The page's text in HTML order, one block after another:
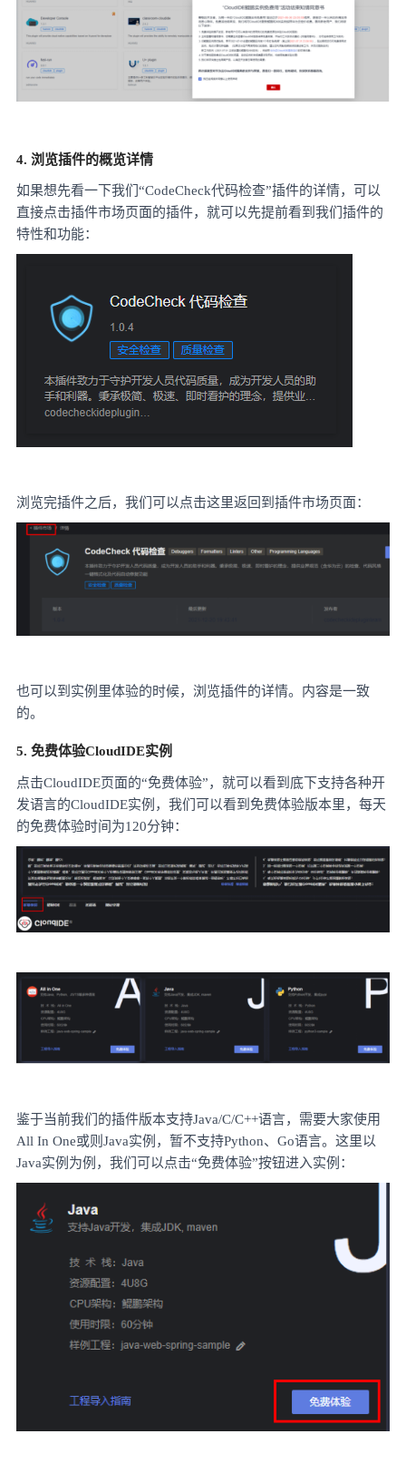
4. 浏览插件的概览详情
如果想先看一下我们 “CodeCheck代码检查”插件的详情，可以
直接点击插件市场页面的插件，就可以先提前看到我们插件的
特性和功能：
浏览完插件之后，我们可以点击这里返回到插件市场页面：
也可以到实例里体验的时候，浏览插件的详情。内容是一致
的。
5. 免费体验CloudIDE实例
点击CloudIDE页面的“免费体验”，就可以看到底下支持各种开
发语言的CloudIDE实例，我们可以看到免费体验版本里，每天
的免费体验时间为120分钟：
鉴于当前我们的插件版本支持Java/C/C++语言，需要大家使用
All In One或则Java实例，暂不支持Python、Go语言。这里以
Java实例为例，我们可以点击“免费体验”按钮进入实例：